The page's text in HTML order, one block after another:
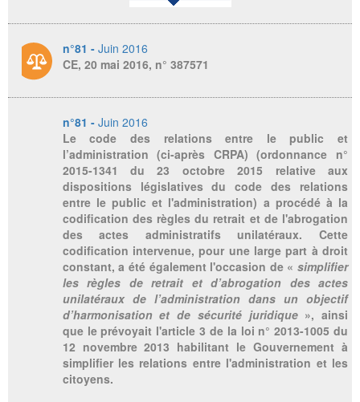
n°81 - Juin 2016
CE, 20 mai 2016, n° 387571
n°81 - Juin 2016
Le code des relations entre le public et
l’administration (ci-après CRPA) (ordonnance n°
2015-1341 du 23 octobre 2015 relative aux
dispositions législatives du code des relations
entre le public et l'administration) a procédé à la
codification des règles du retrait et de l'abrogation
des actes administratifs unilatéraux. Cette
codification intervenue, pour une large part à droit
constant, a été également l'occasion de « simplifier
les règles de retrait et d’abrogation des actes
unilatéraux de l’administration dans un objectif
d’harmonisation et de sécurité juridique», ainsi
que le prévoyait l'article 3 de la loi n° 2013-1005 du
12 novembre 2013 habilitant le Gouvernement à
simplifier les relations entre l'administration et les
citoyens.